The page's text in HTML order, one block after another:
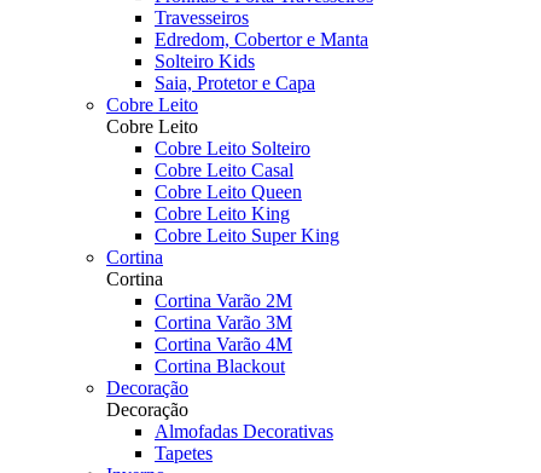
Travesseiros
Edredom, Cobertor e Manta
Solteiro Kids
Saia, Protetor e Capa
Cobre Leito
Cobre Leito
Cobre Leito Solteiro
Cobre Leito Casal
Cobre Leito Queen
Cobre Leito King
Cobre Leito Super King
Cortina
Cortina
Cortina Varão 2M
Cortina Varão 3M
Cortina Varão 4M
Cortina Blackout
Decoração
Decoração
Almofadas Decorativas
Tapetes